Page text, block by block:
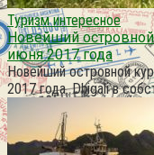
Туризм интересное
Новейший
июня 2017 года
Новейший островной
2017 года. Dhigali в